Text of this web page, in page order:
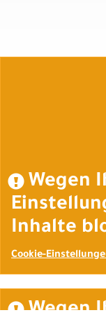
Wegen
Inhalte
Cookie-